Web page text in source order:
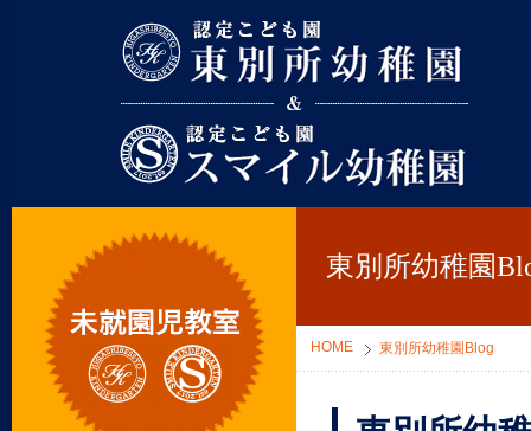
東別所幼稚園
HOME 東別所幼稚園Blog